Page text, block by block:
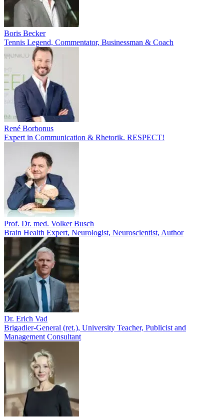
Boris Becker
Tennis Legend, Commentator, Businessman & Coach
René Borbonus
Expert in Communication & Rhetorik. RESPECT!
Prof. Dr. med. Volker Busch
Brain Health Expert, Neurologist, Neuroscientist, Author
Dr. Erich Vad
Brigadier-General (ret.), University Teacher, Publicist and
Management Consultant